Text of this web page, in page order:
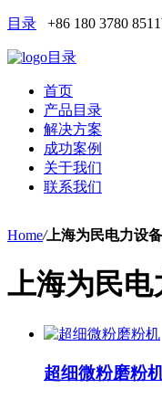
目录 +86 180 3780 8511
目录
首页
产品目录
解决方案
成功案例
关于我们
联系我们
Home/上海为民电力设
上海为民
超细微粉磨粉